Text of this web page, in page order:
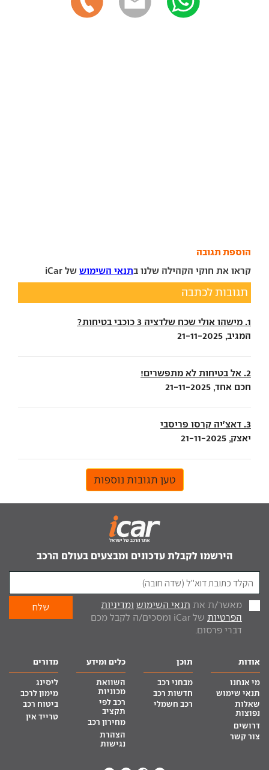
הוספת תגובה
קראו את חוקי הקהילה שלנו בתנאי השימוש של iCar
תגובות לכתבה
1. מישהו אולי שכח שלדציה 3 כוכבי בטיחות?
המגיב, 21-11-2025
2. אל בטיחות לא מתפשרים!
חכם אחד, 21-11-2025
3. דאצ'יה קרסו פריסבי
יאצק, 21-11-2025
טען תגובות נוספות
הירשמו לקבלת עדכונים ומבצעים בעולם הרכב
מאשר/ת את תנאי השימוש ומדיניות
הפרטיות
של iCar ומסכים/ה לקבל מכם
דברי פרסום.
אודות
מי אנחנו
תנאי שימוש
שאלות
נפוצות
דרושים
צור קשר
תוכן
מבחני רכב
חדשות רכב
רכב חשמלי
כלים ומידע
השוואת
מכוניות
רכב לפי
תקציב
מחירון רכב
הצהרת
נגישות
מדורים
ליסינג
מימון לרכב
ביטוח רכב
טרייד אין